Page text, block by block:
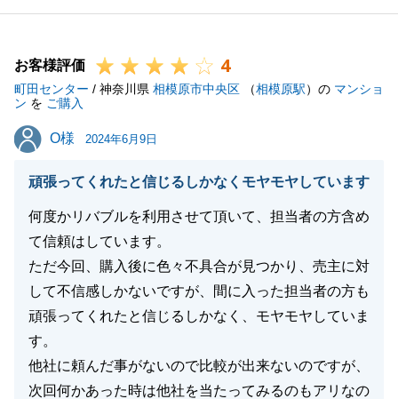
下さいませ。
お客様評価 4
町田センター / 神奈川県 相模原市中央区 （相模原駅）の マンショ
ン を ご購入
O様
O様 2024年6月9日
頑張ってくれたと信じるしかなくモヤモヤしています
何度かリバブルを利用させて頂いて、担当者の方含め
て信頼はしています。
ただ今回、購入後に色々不具合が見つかり、売主に対
して不信感しかないですが、間に入った担当者の方も
頑張ってくれたと信じるしかなく、モヤモヤしていま
す。
他社に頼んだ事がないので比較が出来ないのですが、
次回何かあった時は他社を当たってみるのもアリなの